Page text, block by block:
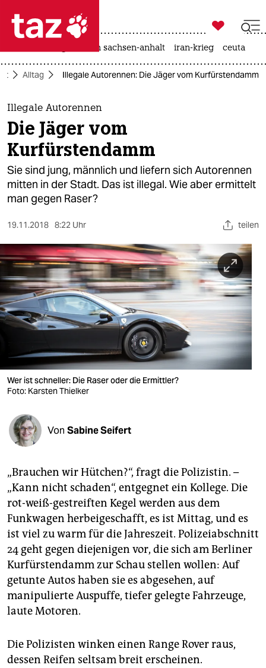
 taz zahl ich
taz zahl ich
themen
politik
öko
gesellschaft
sport
berlin
nord
wahrheit
verlag
verlag
veranstaltungen
shop
fragen & hilfe
unterstützen
abo
genossenschaft
epaper login

taz zahl ich
landtagswahl in sachsen-anhalt iran-krieg ceuta
Alltag Illegale Autorennen: Die Jäger vom Kurfürstendamm
Illegale Autorennen
Die Jäger vom
Kurfürstendamm
Sie sind jung, männlich und liefern sich Autorennen
mitten in der Stadt. Das ist illegal. Wie aber ermittelt
man gegen Raser?
19.11.2018 8:22 Uhr teilen
Wer ist schneller: Die Raser oder die Ermittler?
Foto: Karsten Thielker
Von Sabine Seifert
„Brauchen wir Hütchen?“, fragt die Polizistin. –
„Kann nicht schaden“, entgegnet ein Kollege. Die
rot-weiß-gestreiften Kegel werden aus dem
Funkwagen herbeigeschafft, es ist Mittag, und es
ist viel zu warm für die Jahreszeit. Polizeiabschnitt
24 geht gegen diejenigen vor, die sich am Berliner
Kurfürstendamm zur Schau stellen wollen: Auf
getunte Autos haben sie es abgesehen, auf
manipulierte Auspuffe, tiefer gelegte Fahrzeuge,
laute Motoren.
Die Polizisten winken einen Range Rover raus,
dessen Reifen seltsam breit erscheinen.